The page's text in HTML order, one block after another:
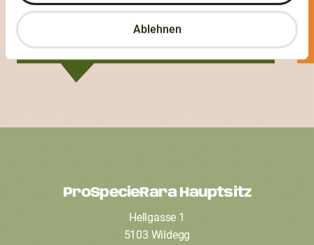
Ablehnen
1 Votes
ProSpecieRara Hauptsitz
Hellgasse 1
5103 Wildegg